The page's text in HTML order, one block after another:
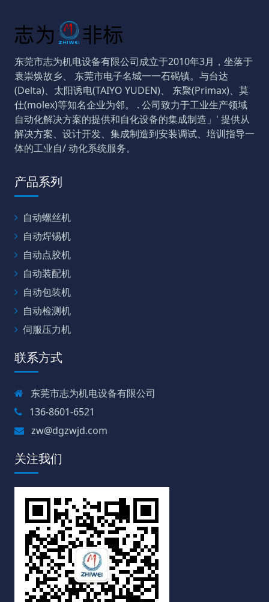
东莞市志为机电设备有限公司成立于2010年3月，坐落于
袁崇焕故乡、 东莞市电子名城一一石碣镇。与台达
(Delta)、太阳诱电(TAIYO YUDEN)、 东聚(Primax)、莫
仕(molex)等知名企业为邻。 . 公司致力于工业生产领域
自动化解决方案的提供和自化设备的集成制造」' 提供从
解决方案、设计开发、集成制造到安装调试、培训指导一
体的工业自/ 动化系统服务。
产品系列
自动螺丝机
自动焊锡机
自动点胶机
自动装配机
自动包装机
自动检测机
伺服压力机
联系方式
东莞市志为机电设备有限公司
136-8601-6521
zw@dgzwjd.com
关注我们